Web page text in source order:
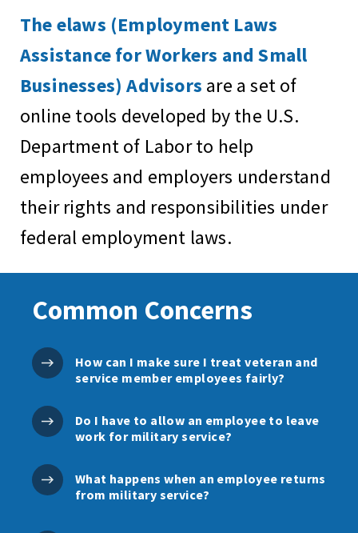
The elaws (Employment Laws
Assistance for Workers and Small
Businesses) Advisors are a set of
online tools developed by the U.S.
Department of Labor to help
employees and employers understand
their rights and responsibilities under
federal employment laws.
Common Concerns
How can I make sure I treat veteran and
service member employees fairly?
Do I have to allow an employee to leave
work for military service?
What happens when an employee returns
from military service?